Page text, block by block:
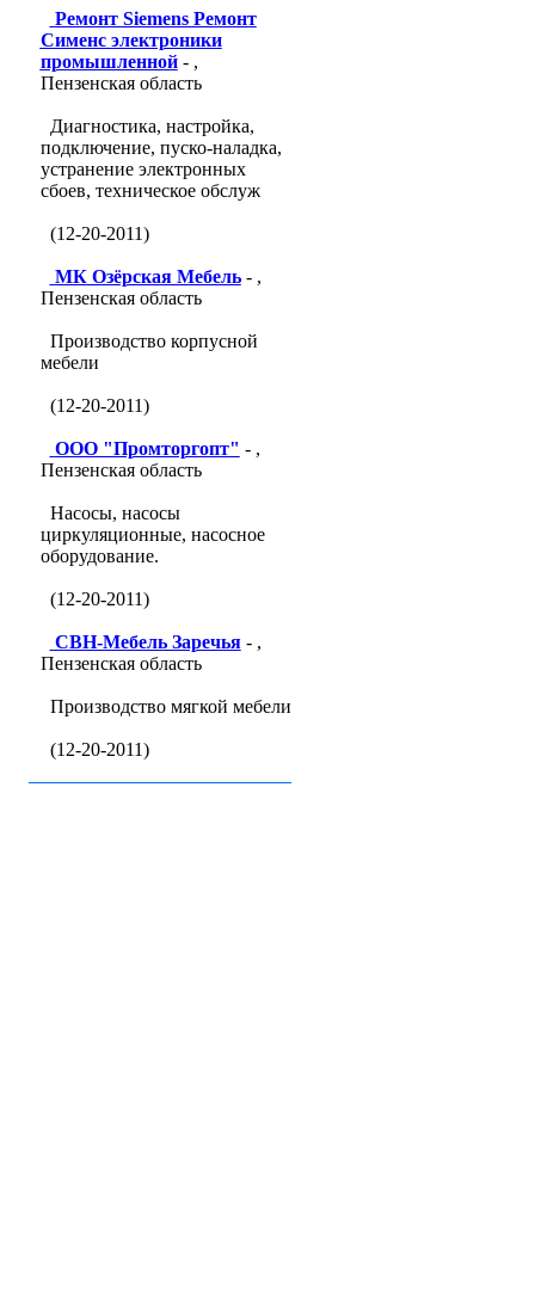
Ремонт Siemens Ремонт
Сименс электроники
промышленной- ,
Пензенская область
Диагностика, настройка,
подключение, пуско-наладка,
устранение электронных
сбоев, техническое обслуж
(12-20-2011)
МК Озёрская Мебель- ,
Пензенская область
Производство корпусной
мебели
(12-20-2011)
ООО "Промторгопт" - ,
Пензенская область
Насосы, насосы
циркуляционные, насосное
оборудование.
(12-20-2011)
СВН-Мебель Заречья- ,
Пензенская область
Производство мягкой мебели
(12-20-2011)